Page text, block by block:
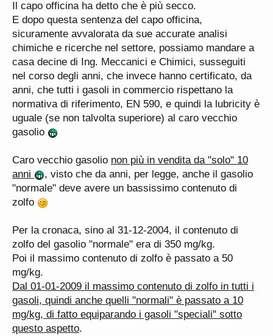
Grazie
Il capo officina ha detto che è più secco.
E dopo questa sentenza del capo officina,
sicuramente avvalorata da sue accurate analisi
chimiche e ricerche nel settore, possiamo mandare a
casa decine di Ing. Meccanici e Chimici, susseguiti
nel corso degli anni, che invece hanno certificato, da
anni, che tutti i gasoli in commercio rispettano la
normativa di riferimento, EN 590, e quindi la lubricity è
uguale (se non talvolta superiore) al caro vecchio
gasolio
Caro vecchio gasolio non più in vendita da "solo" 10
anni
, visto che da anni, per legge, anche il gasolio
"normale" deve avere un bassissimo contenuto di
zolfo
Per la cronaca, sino al 31-12-2004, il contenuto di
zolfo del gasolio "normale" era di 350 mg/kg.
Poi il massimo contenuto di zolfo è passato a 50
mg/kg.
Dal 01-01-2009 il massimo contenuto di zolfo in tutti i
gasoli, quindi anche quelli "normali" è passato a 10
mg/kg, di fatto equiparando i gasoli "speciali" sotto
questo aspetto.